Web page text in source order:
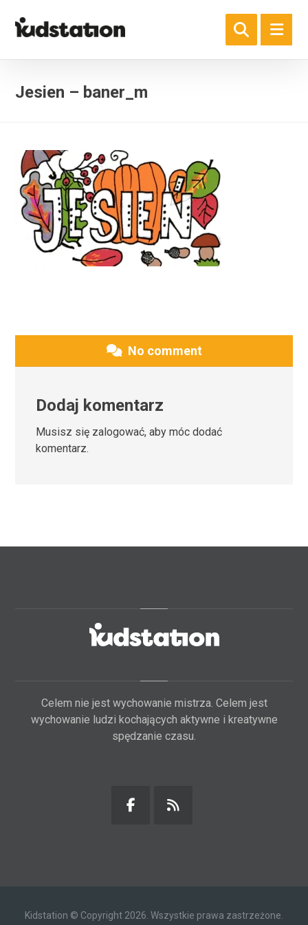
Jesien – baner_m
No comment
Dodaj komentarz
Musisz się zalogować, aby móc dodać
komentarz.
Celem nie jest wychowanie mistrza. Celem jest
wychowanie ludzi kochających aktywne i kreatywne
spędzanie czasu.
Kidstation © Copyright 2026. Wszystkie prawa zastrzeżone.